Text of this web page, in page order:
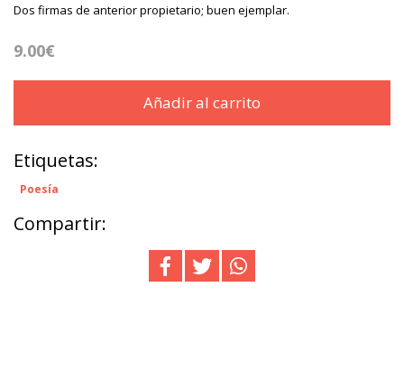
Dos firmas de anterior propietario; buen ejemplar.
9.00€
Añadir al carrito
Etiquetas:
Poesía
Compartir: